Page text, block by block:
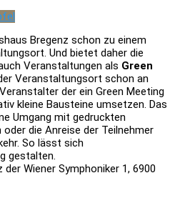
Bregenz schon zu einem
Und bietet daher die
Veranstaltungen als Green
Veranstaltungsort schon an
der ein Green Meeting
kleine Bausteine umsetzen. Das
Umgang mit gedruckten
die Anreise der Teilnehmer
So lässt sich
gestalten.
der Wiener Symphoniker 1, 6900